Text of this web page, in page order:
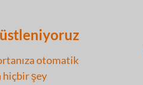
otomatik
hiçbir şey